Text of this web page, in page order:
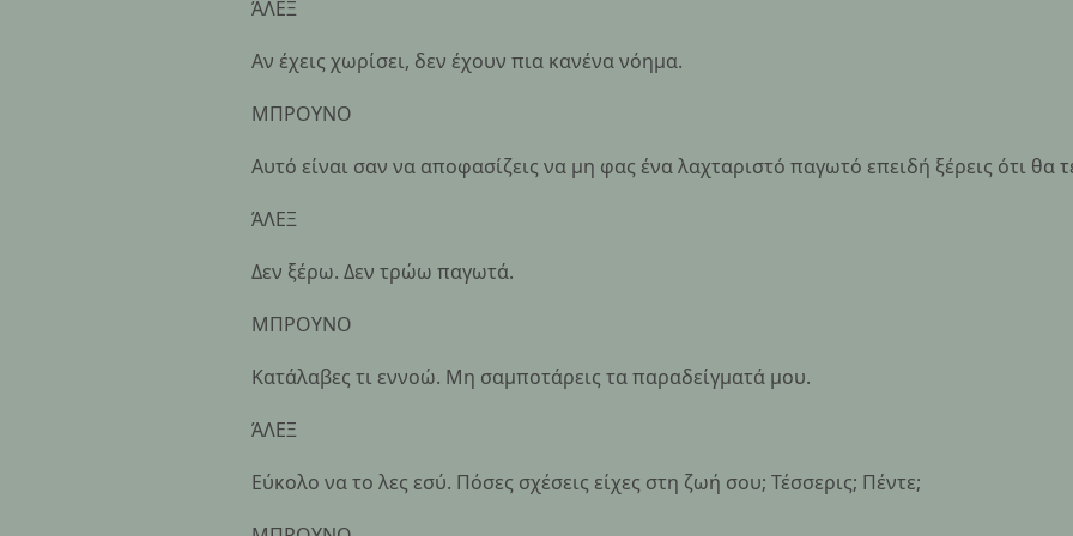
ΆΛΕΞ
Αν έχεις χωρίσει, δεν έχουν πια κανένα νόημα.
ΜΠΡΟΥΝΟ
Αυτό είναι σαν να αποφασίζεις να μη φας ένα λαχταριστό παγωτό επειδή ξέρεις ότι θα
ΆΛΕΞ
Δεν ξέρω. Δεν τρώω παγωτά.
ΜΠΡΟΥΝΟ
Κατάλαβες τι εννοώ. Μη σαμποτάρεις τα παραδείγματά μου.
ΆΛΕΞ
Εύκολο να το λες εσύ. Πόσες σχέσεις είχες στη ζωή σου; Τέσσερις; Πέντε;